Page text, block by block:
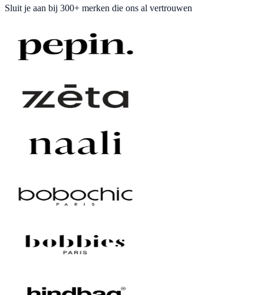
Sluit je aan bij 300+ merken die ons al vertrouwen